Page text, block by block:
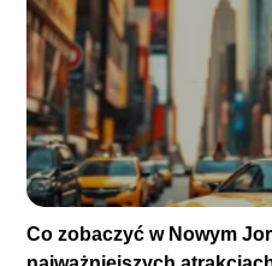
Co zobaczyć w Nowym